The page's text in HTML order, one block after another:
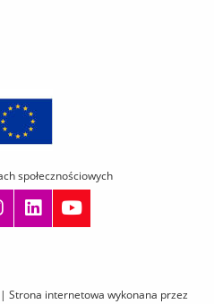
Strona internetowa wykonana przez
społecznościowych
i